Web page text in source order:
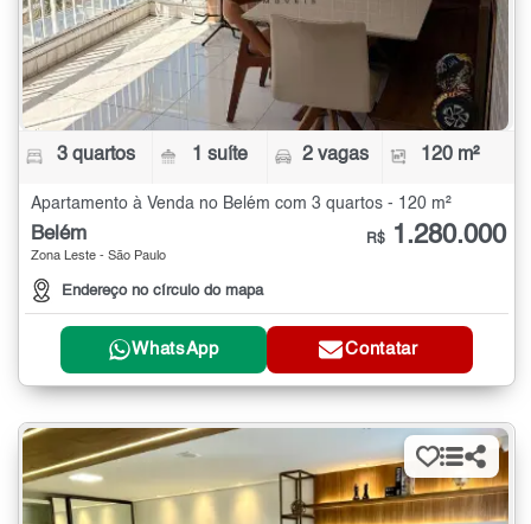
3 quartos 1 suíte 2 vagas 120 m²
Apartamento à Venda no Belém com 3 quartos - 120 m²
Belém
Zona Leste - São Paulo
Endereço no círculo do mapa
R$ 1.280.000
WhatsApp Contatar